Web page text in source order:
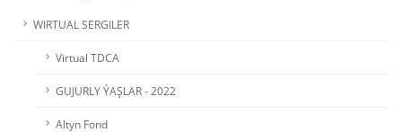
WIRTUAL SERGILER
Virtual TDCA
GUJURLY ÝAŞLAR - 2022
Altyn Fond